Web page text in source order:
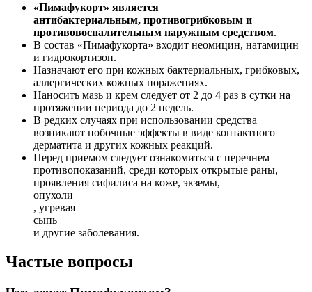
«Пимафукорт» является
антибактериальным, противогрибковым и
противовоспалительным наружным средством.
В состав «Пимафукорта» входит неомицин, натамицин
и гидрокортизон.
Назначают его при кожных бактериальных, грибковых,
аллергических кожных поражениях.
Наносить мазь и крем следует от 2 до 4 раз в сутки на
протяжении периода до 2 недель.
В редких случаях при использовании средства
возникают побочные эффекты в виде контактного
дерматита и других кожных реакций.
Перед приемом следует ознакомиться с перечнем
противопоказаний, среди которых открытые раны,
проявления сифилиса на коже, экземы,
опухоли
, угревая
сыпь
и другие заболевания.
Частые вопросы